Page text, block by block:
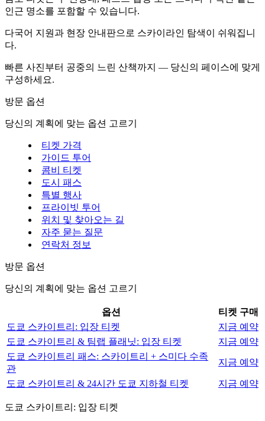
인근 명소를 포함할 수 있습니다.
다국어 지원과 현장 안내판으로 스카이라인 탐색이 쉬워집니
다.
빠른 사진부터 공중의 느린 산책까지 — 당신의 페이스에 맞게
구성하세요.
방문 옵션
당신의 계획에 맞는 옵션 고르기
티켓 가격
가이드 투어
콤비 티켓
도시 패스
특별 행사
프라이빗 투어
위치 및 찾아오는 길
자주 묻는 질문
연락처 정보
방문 옵션
당신의 계획에 맞는 옵션 고르기
옵션
티켓 구매
도쿄 스카이트리: 입장 티켓
지금 예약
도쿄 스카이트리 & 팀랩 플래닛: 입장 티켓
지금 예약
도쿄 스카이트리 패스: 스카이트리 + 스미다 수족
관
지금 예약
도쿄 스카이트리 & 24시간 도쿄 지하철 티켓 지금 예약
도쿄 스카이트리: 입장 티켓